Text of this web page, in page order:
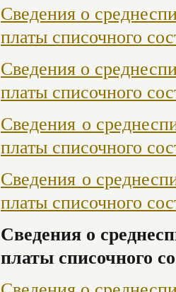
Сведения о
платы списочного
Сведения о
платы списочного
Сведения о
платы списочного
Сведения о
платы списочного
Сведения о
платы списочного